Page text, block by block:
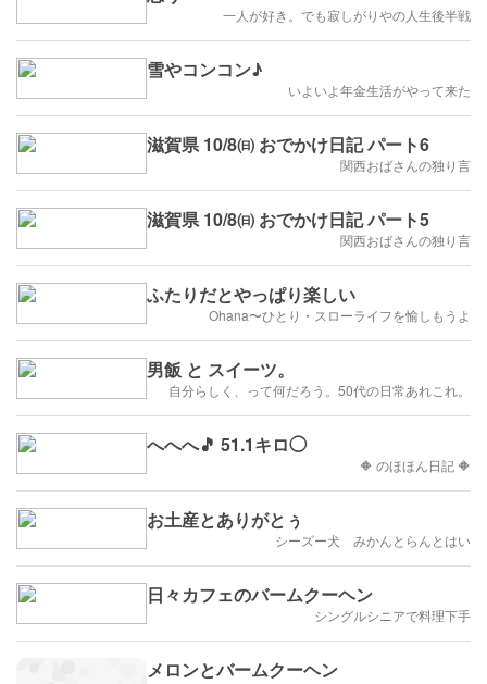
一人が好き。でも寂しがりやの人生後半戦
雪やコンコン♪
いよいよ年金生活がやって来た
滋賀県 10/8㈰ おでかけ日記 パート6
関西おばさんの独り言
滋賀県 10/8㈰ おでかけ日記 パート5
関西おばさんの独り言
ふたりだとやっぱり楽しい
Ohana〜ひとり・スローライフを愉しもうよ
男飯 と スイーツ。
自分らしく、って何だろう。50代の日常あれこれ。
へへへ🎵 51.1キロ◯
🔶 のほほん日記 🔶
お土産とありがとぅ
シーズー犬 みかんとらんとはい
日々カフェのバームクーヘン
シングルシニアで料理下手
メロンとバームクーヘン